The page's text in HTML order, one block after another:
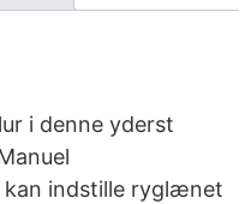
i denne yderst
indstille ryglænet